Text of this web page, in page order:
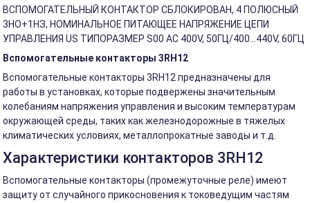
ВСПОМОГАТЕЛЬНЫЙ КОНТАКТОР СБЛОКИРОВАН, 4 ПОЛЮСНЫЙ
3НО+1НЗ, НОМИНАЛЬНОЕ ПИТАЮЩЕЕ НАПРЯЖЕНИЕ ЦЕПИ
УПРАВЛЕНИЯ US ТИПОРАЗМЕР S00 AC 400V, 50ГЦ/400...440V, 60ГЦ
Вспомогательные контакторы 3RH12
Вспомогательные контакторы 3RH12 предназначены для
работы в установках, которые подвержены значительным
колебаниям напряжения управления и высоким температурам
окружающей среды, таких как железнодорожные в тяжелых
климатических условиях, металлопрокатные заводы и т.д.
Характеристики контакторов 3RH12
Вспомогательные контакторы (промежуточные реле) имеют
защиту от случайного прикосновения к токоведущим частям